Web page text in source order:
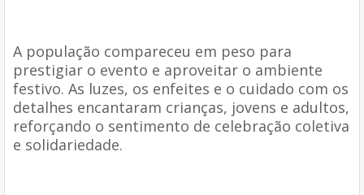
A população compareceu em peso para
prestigiar o evento e aproveitar o ambiente
festivo. As luzes, os enfeites e o cuidado com os
detalhes encantaram crianças, jovens e adultos,
reforçando o sentimento de celebração coletiva
e solidariedade.